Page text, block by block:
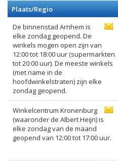
Plaats/Regio
De binnenstad Arnhem is
elke zondag geopend. De
winkels mogen open zijn van
12:00 tot 18:00 uur (supermarkten
tot 20:00 uur). De meeste winkels
(met name in de
hoofdwinkelstraten) zijn elke
zondag geopend.
Winkelcentrum Kronenburg
(waaronder de Albert Heijn) is
elke zondag van de maand
geopend van 12:00 tot 17:00 uur.